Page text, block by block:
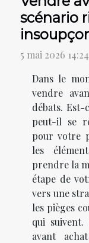
scénario
5 mai 2026 14:24
Dans le
vendre
débats.
peut-il se
pour votre
les
prendre la
étape de
vers une
les pièges
qui
avant